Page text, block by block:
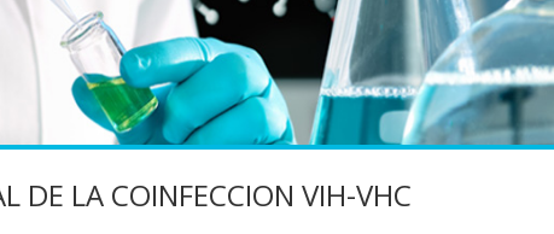
DE LA COINFECCION VIH-VHC